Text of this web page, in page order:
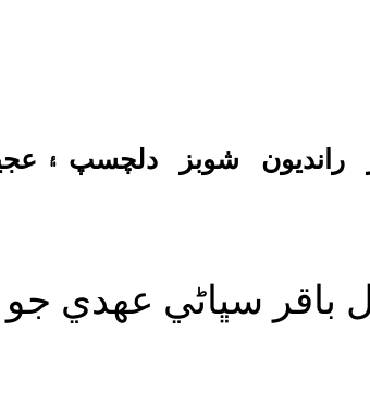
رانديون شوبز دلچسپ ۽
باقر سڀاڻي عهدي